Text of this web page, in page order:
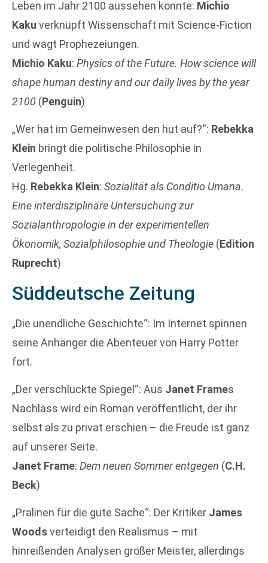
Leben im Jahr 2100 aussehen könnte: Michio
Kaku verknüpft Wissenschaft mit Science-Fiction
und wagt Prophezeiungen.
Michio Kaku: Physics of the Future. How science will
shape human destiny and our daily lives by the year
2100 (Penguin)
„Wer hat im Gemeinwesen den hut auf?“: Rebekka
Klein bringt die politische Philosophie in
Verlegenheit.
Hg. Rebekka Klein: Sozialität als Conditio Umana.
Eine interdisziplinäre Untersuchung zur
Sozialanthropologie in der experimentellen
Ökonomik, Sozialphilosophie und Theologie (Edition
Ruprecht)
Süddeutsche Zeitung
„Die unendliche Geschichte“: Im Internet spinnen
seine Anhänger die Abenteuer von Harry Potter
fort.
„Der verschluckte Spiegel“: Aus Janet Frames
Nachlass wird ein Roman veröffentlicht, der ihr
selbst als zu privat erschien – die Freude ist ganz
auf unserer Seite.
Janet Frame: Dem neuen Sommer entgegen (C.H.
Beck)
„Pralinen für die gute Sache“: Der Kritiker James
Woods verteidigt den Realismus – mit
hinreißenden Analysen großer Meister, allerdings